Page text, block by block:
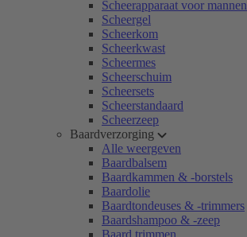
Scheerapparaat voor mannen
Scheergel
Scheerkom
Scheerkwast
Scheermes
Scheerschuim
Scheersets
Scheerstandaard
Scheerzeep
Baardverzorging
Alle weergeven
Baardbalsem
Baardkammen & -borstels
Baardolie
Baardtondeuses & -trimmers
Baardshampoo & -zeep
Baard trimmen